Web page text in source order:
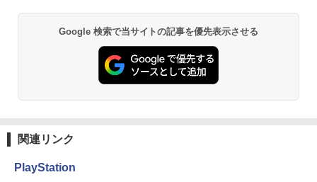
Google 検索で当サイトの記事を優先表示させる
関連リンク
PlayStation